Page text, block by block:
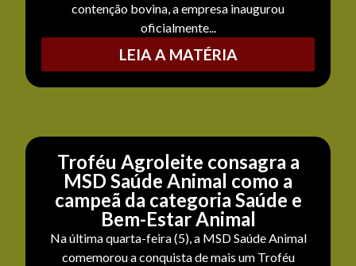
contenção bovina, a empresa inaugurou
oficialmente...
LEIA A MATÉRIA
Troféu Agroleite consagra a
MSD Saúde Animal como a
campeã da categoria Saúde e
Bem-Estar Animal
Na última quarta-feira (5), a MSD Saúde Animal
comemorou a conquista de mais um Troféu